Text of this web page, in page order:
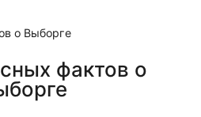
фактов о